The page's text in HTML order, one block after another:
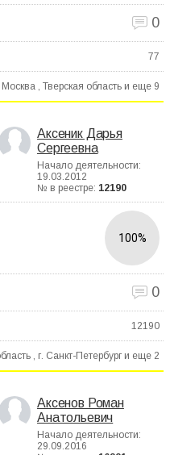
0
77
Москва , Тверская область и еще 9
Аксеник Дарья
Сергеевна
Начало деятельности:
19.03.2012
№ в реестре: 12190
100%
0
12190
, г. Санкт-Петербург и еще 2
Аксенов Роман
Анатольевич
Начало деятельности:
29.09.2016